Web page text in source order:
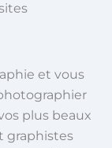
et vous
plus beaux
graphistes